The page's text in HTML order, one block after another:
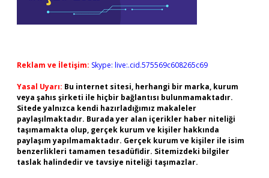
Reklam ve İletişim: Skype: live:.cid.575569c608265c69
Yasal Uyarı: Bu internet sitesi, herhangi bir marka, kurum
veya şahıs şirketi ile hiçbir bağlantısı bulunmamaktadır.
Sitede yalnızca kendi hazırladığımız makaleler
paylaşılmaktadır. Burada yer alan içerikler haber niteliği
taşımamakta olup, gerçek kurum ve kişiler hakkında
paylaşım yapılmamaktadır. Gerçek kurum ve kişiler ile isim
benzerlikleri tamamen tesadüfidir. Sitemizdeki bilgiler
taslak halindedir ve tavsiye niteliği taşımazlar.